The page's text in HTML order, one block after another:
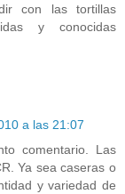
con las tortillas
y conocidas
a las 21:07
comentario. Las
Ya sea caseras o
y variedad de